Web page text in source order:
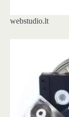
webstudio.lt